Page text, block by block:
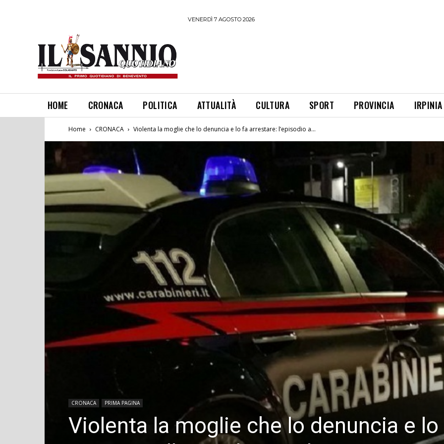
VENERDÌ 7 AGOSTO 2026
HOME CRONACA POLITICA ATTUALITÀ CULTURA SPORT PROVINCIA IRPINIA
Home CRONACA Violenta la moglie che lo denuncia e lo fa arrestare: l’episodio a...
CRONACA PRIMA PAGINA
Violenta la moglie che lo denuncia e